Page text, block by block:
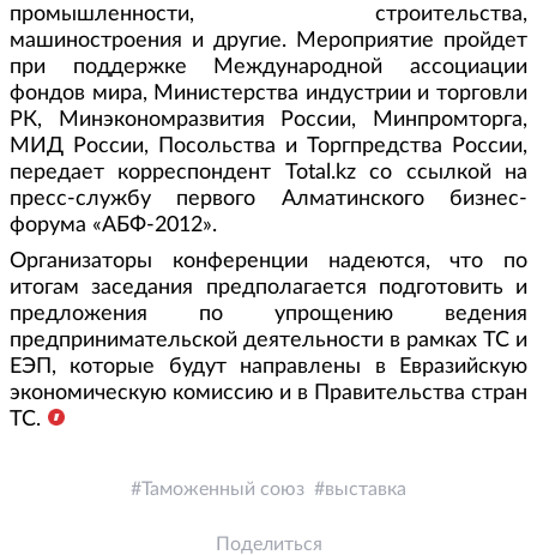
промышленности, строительства,
машиностроения и другие. Мероприятие пройдет
при поддержке Международной ассоциации
фондов мира, Министерства индустрии и торговли
РК, Минэкономразвития России, Минпромторга,
МИД России, Посольства и Торгпредства России,
передает корреспондент Total.kz со ссылкой на
пресс-службу первого Алматинского бизнес-
форума «АБФ-2012».
Организаторы конференции надеются, что по
итогам заседания предполагается подготовить и
предложения по упрощению ведения
предпринимательской деятельности в рамках ТС и
ЕЭП, которые будут направлены в Евразийскую
экономическую комиссию и в Правительства стран
ТС.
Таможенный союз выставка
Поделиться